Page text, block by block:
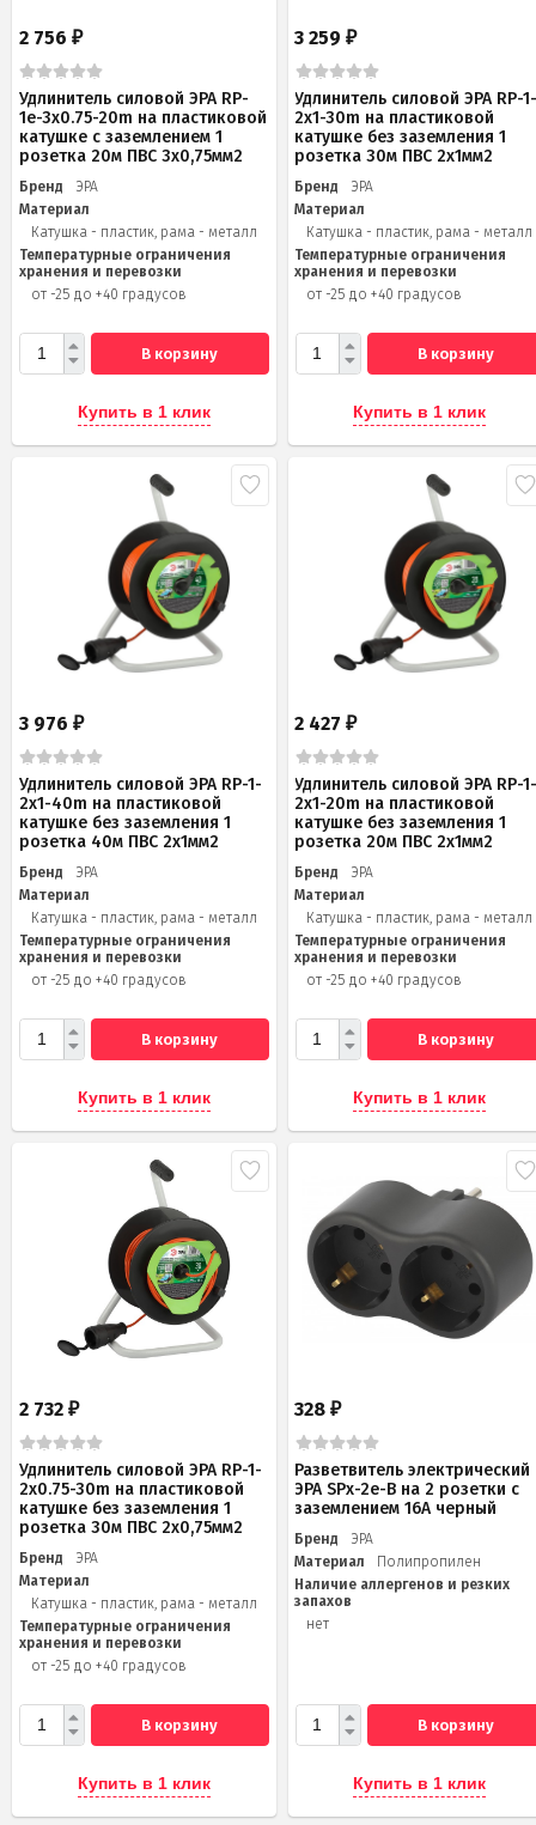
2 756 ₽
Удлинитель силовой ЭРА RP-
1e-3х0.75-20m на пластиковой
катушке c заземлением 1
розетка 20м ПВС 3х0,75мм2
Бренд
ЭРА
Материал
Катушка - пластик, рама - металл
Температурные ограничения
хранения и перевозки
от -25 до +40 градусов
В корзину
Купить в 1 клик
3 259₽
Удлинитель силовой ЭРА RP-
2x1-30m на пластиковой
катушке без заземления 1
розетка 30м ПВС 2x1мм2
Бренд
ЭРА
Материал
Катушка - пластик, рама - металл
Температурные ограничения
хранения и перевозки
от -25 до +40 градусов
В корзину
Купить в 1 клик
3 976 ₽
Удлинитель силовой ЭРА RP-1-
2x1-40m на пластиковой
катушке без заземления 1
розетка 40м ПВС 2x1мм2
Бренд
ЭРА
Материал
Катушка - пластик, рама - металл
Температурные ограничения
хранения и перевозки
от -25 до +40 градусов
В корзину
Купить в 1 клик
2 427₽
Удлинитель силовой ЭРА RP-
2x1-20m на пластиковой
катушке без заземления 1
розетка 20м ПВС 2х1мм2
Бренд
ЭРА
Материал
Катушка - пластик, рама - металл
Температурные ограничения
хранения и перевозки
от -25 до +40 градусов
В корзину
Купить в 1 клик
2 732 ₽
Удлинитель силовой ЭРА RP-1-
2x0.75-30m на пластиковой
катушке без заземления 1
розетка 30м ПВС 2х0,75мм2
Бренд
ЭРА
Материал
Катушка - пластик, рама - металл
Температурные ограничения
хранения и перевозки
от -25 до +40 градусов
В корзину
Купить в 1 клик
328₽
Разветвитель электрический
ЭРА SPx-2e-B на 2 розетки с
заземлением 16А черный
Бренд
ЭРА
Материал
Полипропилен
Наличие аллергенов и резких
запахов
нет
В корзину
Купить в 1 клик